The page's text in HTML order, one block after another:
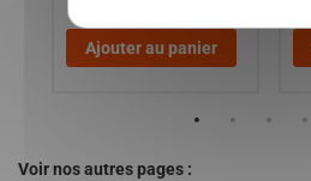
Ajouter au panier
Voir nos autres pages :